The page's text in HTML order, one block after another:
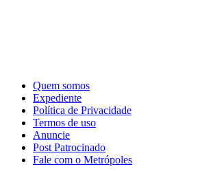
Quem somos
Expediente
Política de Privacidade
Termos de uso
Anuncie
Post Patrocinado
Fale com o Metrópoles